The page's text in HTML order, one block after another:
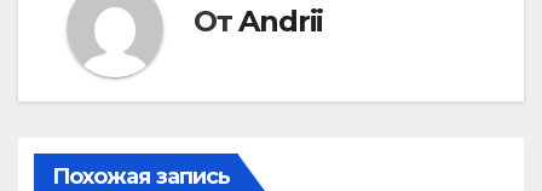
ОтAndrii
Похожая запись